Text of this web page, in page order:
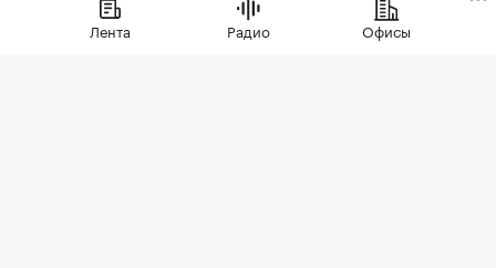
В Москве выбрали лучшие градостроительные
Лента Радио Офисы